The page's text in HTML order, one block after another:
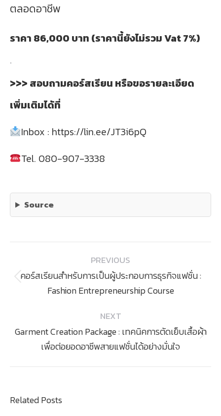
ตลอดอาชีพ
ราคา 86,000 บาท (ราคานี้ยังไม่รวม Vat 7%)
.
>>> สอบถามคอร์สเรียน หรือขอรายละเอียด
เพิ่มเติมได้ที่
Inbox : https://lin.ee/JT3i6pQ
Tel. 080-907-3338
Source
navigation
PREVIOUS
Previous
post:
คอร์สเรียนสำหรับการเป็นผู้ประกอบการธุรกิจแฟชั่น :
Fashion Entrepreneurship Course
NEXT
Next
post:
Garment Creation Package : เทคนิคการตัดเย็บเสื้อผ้า
เพื่อต่อยอดอาชีพสายแฟชั่นได้อย่างมั่นใจ
Related Posts